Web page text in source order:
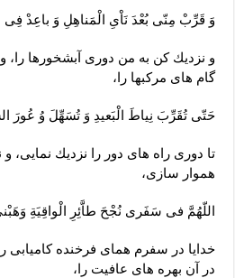
وَ قَرِّبْ مِنّى بُعْدَ نَاْىِ الْمَناهِلِ وَ باعِدْ
و نزديك كن به من دورى آبشخورها را،
گام هاى مركبها را،
حَتّى تُقَرِّبَ نِياطَ الْبَعيدِ وَ تُسَهِّلَ وُ عُورَ
تا دورى راه هاى دور را نزديك
هموار سازى،
اللّهُمَّ فى سَفَرى نُجْحَ طاَّئِرِ الْواقِيَةِ
خدايا در سفرم هماى فرخنده كاميابى
در آن بهره‏ هاى عافيت را،